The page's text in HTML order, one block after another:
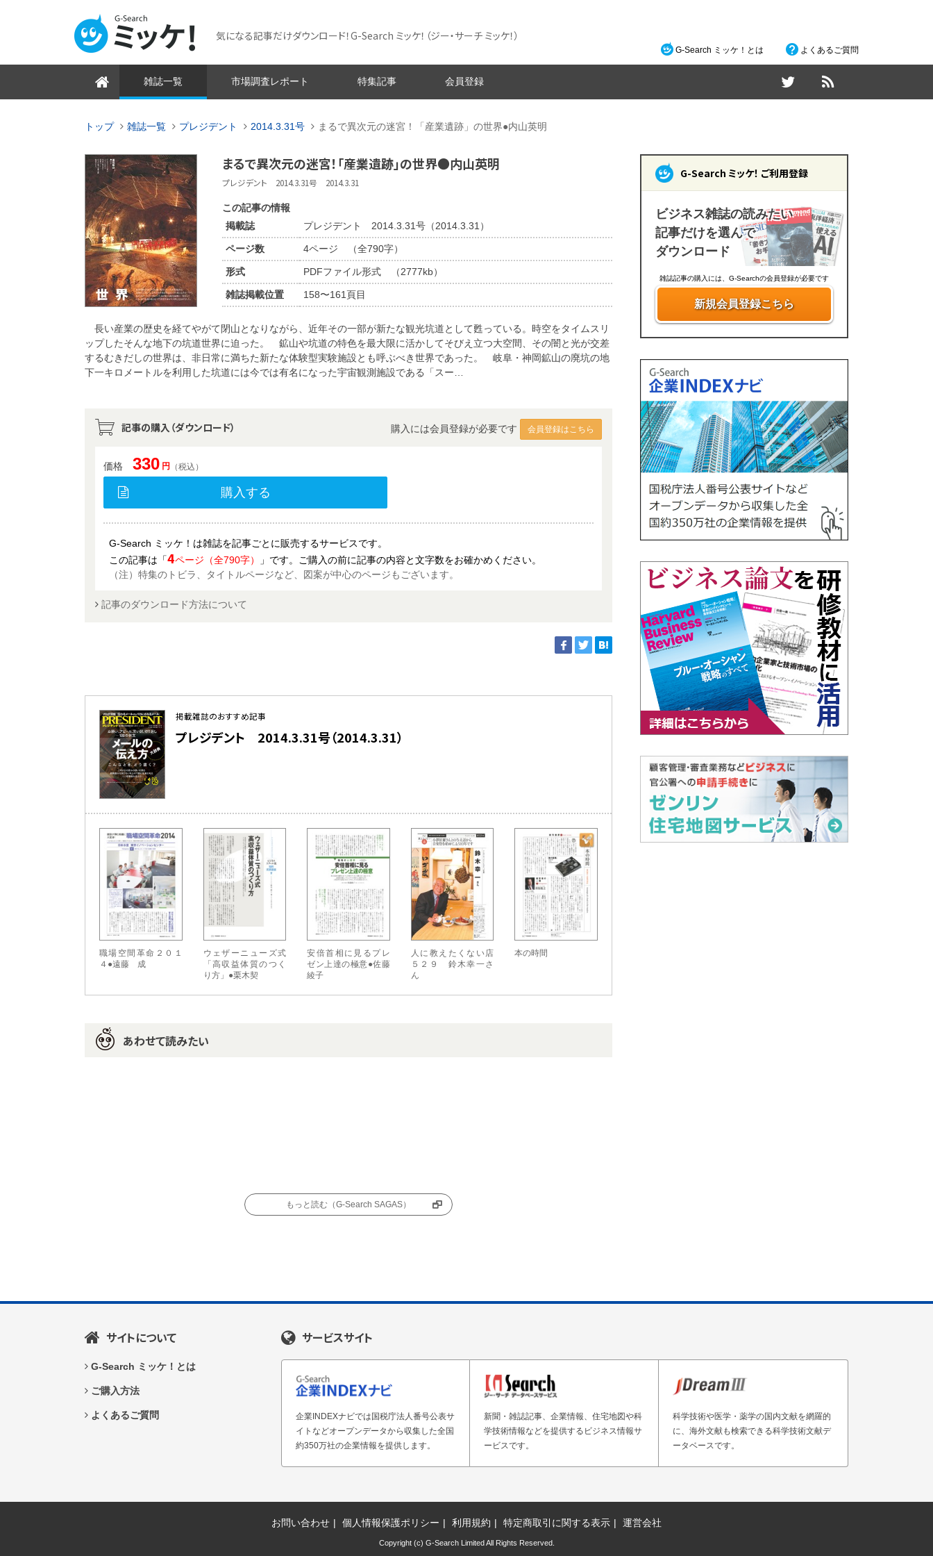
気になる記事だけダウンロード！G-Search ミッケ！ （ジー・サーチ ミッケ！）
G-Search ミッケ！とは よくあるご質問
雑誌一覧 市場調査レポート 特集記事 会員登録
トップ 雑誌一覧 プレジデント 2014.3.31号 まるで異次元の迷宮！「産業遺跡」の世界●内山英明
まるで異次元の迷宮！「産業遺跡」の世界●内山英明
プレジデント 2014.3.31号 2014.3.31
この記事の情報
掲載誌
プレジデント 2014.3.31号（2014.3.31）
ページ数 4ページ （全790字）
形式 PDFファイル形式 （2777kb）
雑誌掲載位置 158〜161頁目
長い産業の歴史を経てやがて閉山となりながら、近年その一部が新たな観光坑道として甦っている。時空をタイムスリ
ップしたそんな地下の坑道世界に迫った。 鉱山や坑道の特色を最大限に活かしてそびえ立つ大空間、その闇と光が交差
するむきだしの世界は、非日常に満ちた新たな体験型実験施設とも呼ぶべき世界であった。 岐阜・神岡鉱山の廃坑の地
下一キロメートルを利用した坑道には今では有名になった宇宙観測施設である「スー…
記事の購入（ダウンロード） 購入には会員登録が必要です 会員登録はこちら
価格 330 円 （税込）
購入する
G-Search ミッケ！は雑誌を記事ごとに販売するサービスです。
この記事は「4ページ（全790字）
」です。ご購入の前に記事の内容と文字数をお確かめください。
（注）特集のトビラ、タイトルページなど、図案が中心のページもございます。
記事のダウンロード方法について
掲載雑誌のおすすめ記事
プレジデント 2014.3.31号（2014.3.31）
職場空間革命２０１
４●遠藤 成
ウェザーニューズ式
「高収益体質のつく
り方」●栗木契
安倍首相に見るプレ
ゼン上達の極意●佐藤
綾子
人に教えたくない店
５２９ 鈴木幸一さ
ん
本の時間
あわせて読みたい
もっと読む（G-Search SAGAS）
G-Search ミッケ！ ご利用登録
ビジネス雑誌の読みたい
記事だけを選んで
ダウンロード
雑誌記事の購入には、G-Searchの会員登録が必要です
新規会員登録こちら
サイトについて
G-Search ミッケ！とは
ご購入方法
よくあるご質問
サービスサイト
企業INDEXナビでは国税庁法人番号公表サ
イトなどオープンデータから収集した全国
約350万社の企業情報を提供します。
新聞・雑誌記事、企業情報、住宅地図や科
学技術情報などを提供するビジネス情報サ
ービスです。
科学技術や医学・薬学の国内文献を網羅的
に、海外文献も検索できる科学技術文献デ
ータベースです。
お問い合わせ 個人情報保護ポリシー 利用規約 特定商取引に関する表示 運営会社
Copyright (c) G-Search Limited All Rights Reserved.